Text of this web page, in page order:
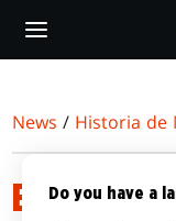
main
News / Historia de
EPISODIO
Do you have a